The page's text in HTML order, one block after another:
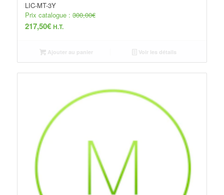
LIC-MT-3Y
Prix catalogue :300,00€
217,50€ H.T.
Ajouter au panier Voir les détails